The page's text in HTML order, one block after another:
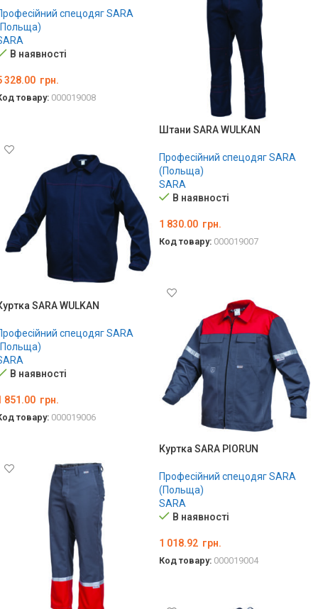
спецодяг SARA
В наявності
328.00 грн.
товару: 000019008
Штани SARA WULKAN
Професійний спецодяг SARA
(Польща)
SARA
В наявності
1 830.00 грн.
Код товару: 000019007
SARA WULKAN
спецодяг SARA
В наявності
851.00 грн.
товару: 000019006
Куртка SARA PIORUN
Професійний спецодяг SARA
(Польща)
SARA
В наявності
1 018.92 грн.
Код товару: 000019004